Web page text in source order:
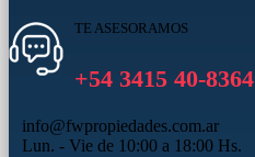
TE ASESORAMOS
+54 3415 40-8364
info@fwpropiedades.com.ar
Lun. - Vie de 10:00 a 18:00 Hs.